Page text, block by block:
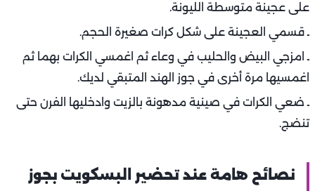
على عجينة متوسطة الليونة.
ـ قسمي العجينة على شكل كرات صغيرة الحجم.
ـ امزجي البيض والحليب في وعاء ثم اغمسي الكرات بهما ثم
اغمسيها مرة أخرى في جوز الهند المتبقي لديك.
ـ ضعي الكرات في صينية مدهونة بالزيت وادخليها الفرن حتى
تنضج.
نصائح هامة عند تحضير البسكويت بجوز